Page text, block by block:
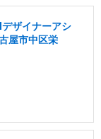
ザイナーアシ
屋市中区栄